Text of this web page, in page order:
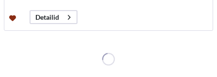
Detailid